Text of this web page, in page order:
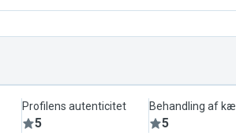
Profilens autenticitet
5
Behandling af
5